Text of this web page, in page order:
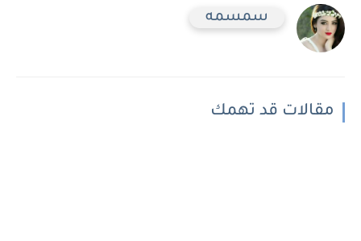
سمسمه
مقالات قد تهمك